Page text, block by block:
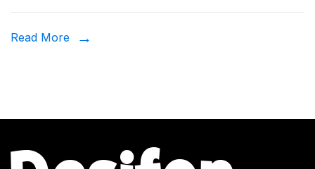
Read More